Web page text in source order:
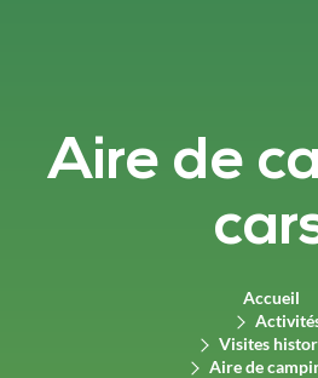
Aire de
Accueil
Visites
Aire de